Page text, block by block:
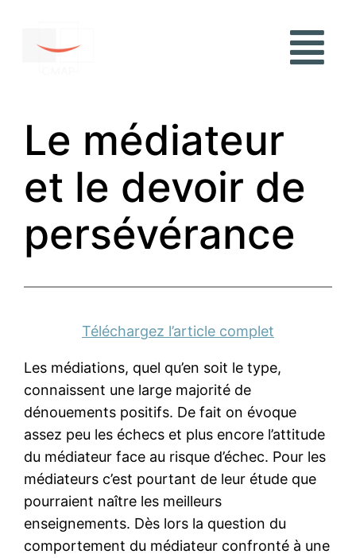
Le médiateur
et le devoir de
persévérance
Téléchargez l’article complet
Les médiations, quel qu’en soit le type,
connaissent une large majorité de
dénouements positifs. De fait on évoque
assez peu les échecs et plus encore l’attitude
du médiateur face au risque d’échec. Pour les
médiateurs c’est pourtant de leur étude que
pourraient naître les meilleurs
enseignements. Dès lors la question du
comportement du médiateur confronté à une